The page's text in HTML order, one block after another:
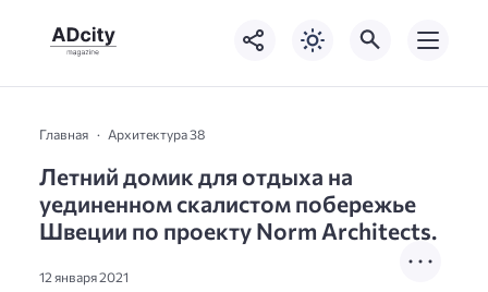
Главная Архитектура 38
Летний домик для отдыха на
уединенном скалистом побережье
Швеции по проекту Norm Architects.
12 января 2021